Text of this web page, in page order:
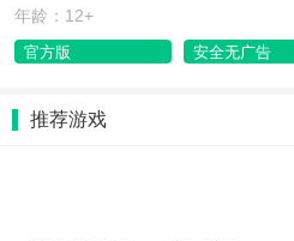
年龄：12+
官方版 安全无广告
推荐游戏